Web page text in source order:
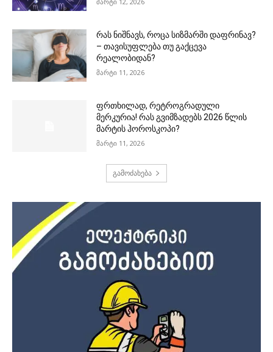
რას ნიშნავს, როცა სიზმარში დაფრინავ?
– თავისუფლება თუ გაქცევა
რეალობიდან?
მარტი 11, 2026
ფრთხილად, რეტროგრადული
მერკურია! რას გვიმზადებს 2026 წლის
მარტის ჰოროსკოპი?
მარტი 11, 2026
გამოძახება